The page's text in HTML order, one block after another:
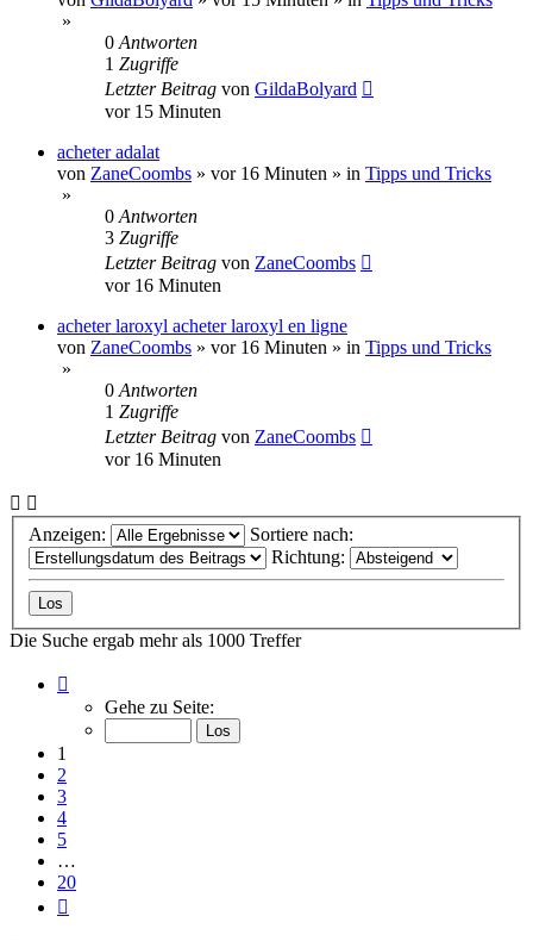
»
0 Antworten
1 Zugriffe
Letzter Beitrag von GildaBolyard
vor 15 Minuten
acheter adalat
von ZaneCoombs » vor 16 Minuten » in Tipps und Tricks
»
0 Antworten
3 Zugriffe
Letzter Beitrag von ZaneCoombs
vor 16 Minuten
acheter laroxyl acheter laroxyl en ligne
von ZaneCoombs » vor 16 Minuten » in Tipps und Tricks
»
0 Antworten
1 Zugriffe
Letzter Beitrag von ZaneCoombs
vor 16 Minuten
Anzeigen:
Sortiere nach:
Richtung:
Die Suche ergab mehr als 1000 Treffer
von
Gehe zu Seite:
1
2
3
4
5
…
20